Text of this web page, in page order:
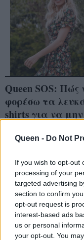
Queen - Do Not
If you wish to opt-out
processing of your
targeted advertising
section to confirm
opt-out request is
interest-based ads
us or personal
your opt-out. You
Queen SOS: Πώς
φορέσω τα
shirts για να μην
σύνολά μου;